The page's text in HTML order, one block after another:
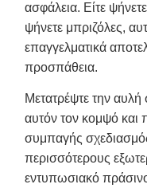
ασφάλεια. Είτε
ψήνετε μπριζόλες,
επαγγελματικά
προσπάθεια.
Μετατρέψτε την
αυτόν τον κομψό και
συμπαγής σχεδιασμός
περισσότερους
εντυπωσιακό